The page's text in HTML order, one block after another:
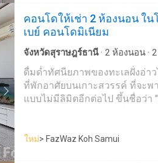
การออกแบบอย่างพิถีพิถัน โดยส
Gary Fell "อควา สมุย ดูโอ้" พร้
แห่งเกาะสมุย เพียง 5 นาทีถึงห
เรื่องแสงสีเสียงยามค่ำคืน และ
ที่ทำให้คุณได้เรียนรู้วิถีชีวิตและ
ท้องถิ่นอย่างแท้จริง เป็นอีกหนึ่ง
เปิดประสบการณ์การพักผ่อนอย่า
โครงการAqua Samui Duo (อ
53/77 หมู่ 3 ซ.ทองแก้ว ต.บ่อผุด
จ.สุราษฎร์ธานี ตัวโครงการปร
คอนโดให้เช่า 2 ห้องนอน ใน
เบย์ คอนโดมิเนียม
จังหวัดสุราษฎร์ธานี · 2 ห้องนอน · 2
ระเบียง· ไฟฟ้า ห้องครัวพร้อมอุป
ผสาน·อินเตอร์เน็ต ·ซาวน่า·เคเ
·เตาย่าง·ยิม·ยาม·สระว่ายน้ำ
ดื่มด่ำทัศนียภาพของทะเลฝั่งอ่าว
ที่พักอาศัยบนเกาะสวรรค์ ที่จะ
แบบไม่มีลิมิตอีกต่อไป ขึ้นชื่อว่า "
เลือกทำที่หลากหลาย ไม่ว่าจะเ
ป่า ปีนเขา หรือแม้กระทั่งชมพร
ทางเลือกดังกล่าวยังไม่เต็มอิ่มพ
ใหม่> FazWaz Koh Samui